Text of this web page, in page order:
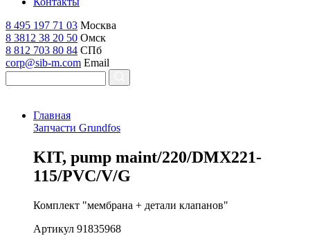
8 495 197 71 03 Москва
8 3812 38 20 50 Омск
8 812 703 80 84 СПб
corp@sib-m.com Email
Главная
Запчасти Grundfos
KIT, pump maint/220/DMX221-
115/PVC/V/G
Комплект "мембрана + детали клапанов"
Артикул 91835968